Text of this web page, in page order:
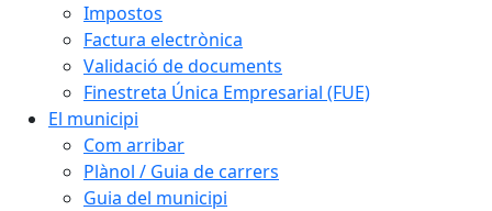
Impostos
Factura electrònica
Validació de documents
Finestreta Única Empresarial (FUE)
El municipi
Com arribar
Plànol / Guia de carrers
Guia del municipi